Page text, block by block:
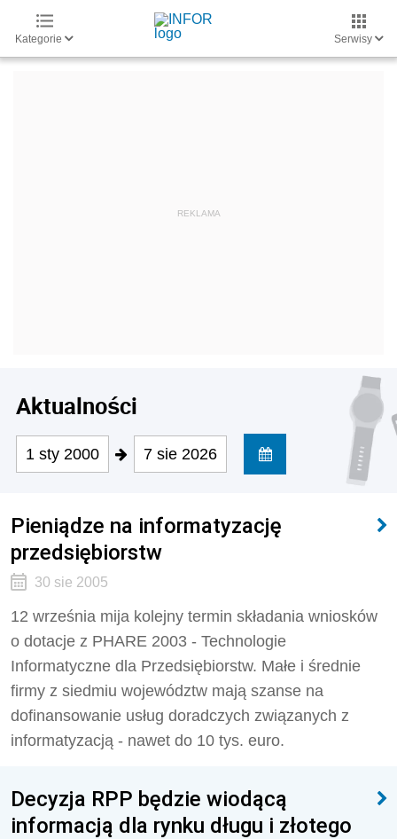
Kategorie Serwisy
Aktualności
1 sty 2000 7 sie 2026
Pieniądze na informatyzację
przedsiębiorstw
30 sie 2005
12 września mija kolejny termin składania wniosków
o dotacje z PHARE 2003 - Technologie
Informatyczne dla Przedsiębiorstw. Małe i średnie
firmy z siedmiu województw mają szanse na
dofinansowanie usług doradczych związanych z
informatyzacją - nawet do 10 tys. euro.
Decyzja RPP będzie wiodącą
informacją dla rynku długu i złotego